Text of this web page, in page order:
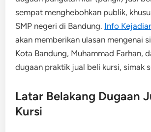
sempat menghebohkan publik,
SMP negeri di Bandung. Info
akan memberikan ulasan mengenai
Kota Bandung, Muhammad Farhan,
dugaan praktik jual beli kursi, simak
Latar Belakang Dugaan
Kursi